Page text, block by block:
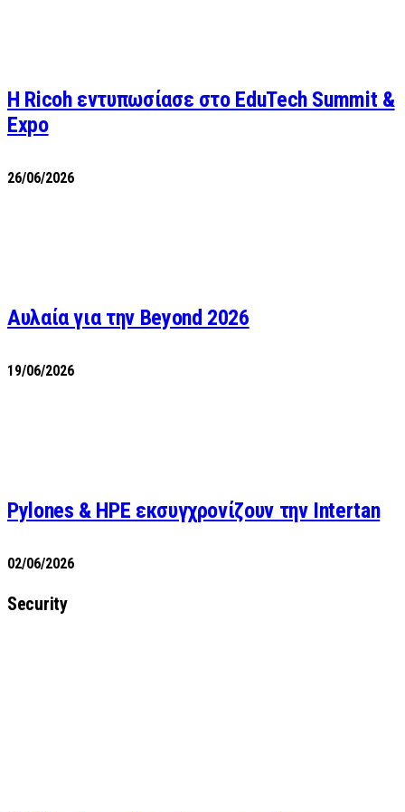
Η Ricoh εντυπωσίασε στο EduTech Summit &
Expo
26/06/2026
Αυλαία για την Beyond 2026
19/06/2026
Pylones & HPE εκσυγχρονίζουν την Intertan
02/06/2026
Security